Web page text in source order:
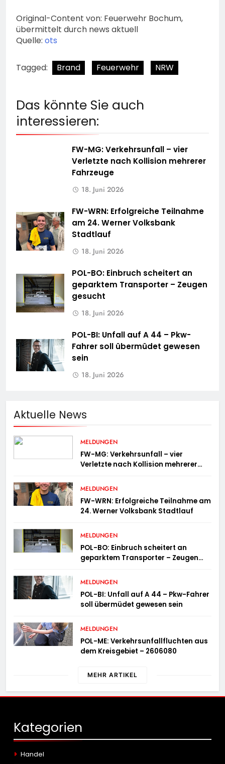
Original-Content von: Feuerwehr Bochum,
übermittelt durch news aktuell
Quelle: ots
Tagged: Brand Feuerwehr NRW
Das könnte Sie auch
interessieren:
FW-MG: Verkehrsunfall – vier
Verletzte nach Kollision mehrerer
Fahrzeuge
18. Juni 2026
FW-WRN: Erfolgreiche Teilnahme
am 24. Werner Volksbank
Stadtlauf
18. Juni 2026
POL-BO: Einbruch scheitert an
geparktem Transporter – Zeugen
gesucht
18. Juni 2026
POL-BI: Unfall auf A 44 – Pkw-
Fahrer soll übermüdet gewesen
sein
18. Juni 2026
Aktuelle News
MELDUNGEN
FW-MG: Verkehrsunfall – vier
Verletzte nach Kollision mehrerer
MELDUNGEN
FW-WRN: Erfolgreiche Teilnahme am
24. Werner Volksbank Stadtlauf
MELDUNGEN
POL-BO: Einbruch scheitert an
geparktem Transporter – Zeugen
MELDUNGEN
POL-BI: Unfall auf A 44 – Pkw-Fahrer
soll übermüdet gewesen sein
MELDUNGEN
POL-ME: Verkehrsunfallfluchten aus
dem Kreisgebiet – 2606080
MEHR ARTIKEL
Kategorien
Handel